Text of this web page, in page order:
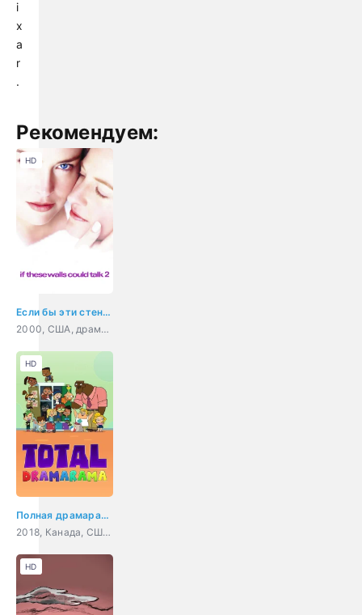
i
x
a
r
.
Рекомендуем:
Если бы эти стены могли говорить 2
2000, США, драма, мелодрама
HD
Полная драмарама
2018, Канада, США, мультфильм, комедия, семейный
HD
HD